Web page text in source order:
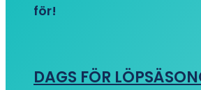
för!
DAGS FÖR